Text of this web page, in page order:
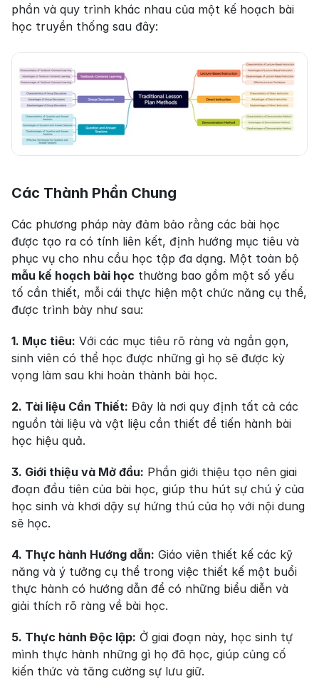
phần và quy trình khác nhau của một kế hoạch bài
học truyền thống sau đây:
Các Thành Phần Chung
Các phương pháp này đảm bảo rằng các bài học
được tạo ra có tính liên kết, định hướng mục tiêu và
mẫu kế hoạch bài học thường bao gồm một số yếu
tố cần thiết, mỗi cái thực hiện một chức năng cụ thể,
được trình bày như sau:
1. Mục tiêu: Với các mục tiêu rõ ràng và ngắn gọn,
sinh viên có thể học được những gì họ sẽ được kỳ
vọng làm sau khi hoàn thành bài học.
2. Tài liệu Cần Thiết: Đây là nơi quy định tất cả các
nguồn tài liệu và vật liệu cần thiết để tiến hành bài
học hiệu quả.
3. Giới thiệu và Mở đầu: Phần giới thiệu tạo nên giai
đoạn đầu tiên của bài học, giúp thu hút sự chú ý của
học sinh và khơi dậy sự hứng thú của họ với nội dung
sẽ học.
4. Thực hành Hướng dẫn: Giáo viên thiết kế các kỹ
năng và ý tưởng cụ thể trong việc thiết kế một buổi
thực hành có hướng dẫn để có những biểu diễn và
giải thích rõ ràng về bài học.
5. Thực hành Độc lập: Ở giai đoạn này, học sinh tự
mình thực hành những gì họ đã học, giúp củng cố
kiến thức và tăng cường sự lưu giữ.